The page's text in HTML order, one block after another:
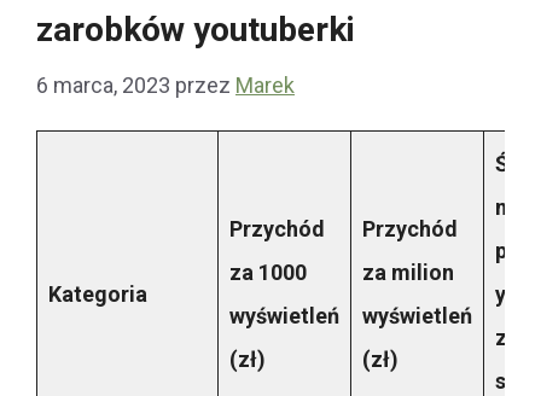
zarobków youtuberki
6 marca, 2023 przez Marek
Kategoria
Przychód
za 1000
wyświetleń
(zł)
Przychód
za milion
wyświetleń
(zł)
z